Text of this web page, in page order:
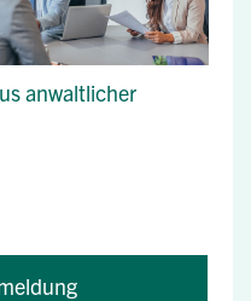
anwaltlicher